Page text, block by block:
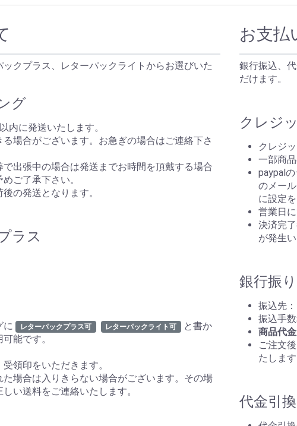
クプラス、レターパックライトからお選びいた
グ
内に発送いたします。
場合がございます。お急ぎの場合はご連絡下さ
で出張中の場合は発送までお時間を頂戴する場合
ご了承下さい。
の発送となります。
ラス
に レターパックプラス可 レターパックライト可
と書か
能です。
領印をいただきます。
た場合は入りきらない場合がございます。その場
い送料をご連絡いたします。
お支払
銀行振込、
だけます。
クレジ
クレジ
一部商
paypal
のメー
に設定
営業日
決済完
が発生
銀行振
振込先
振込手
商品代
ご注文
たします
代金引換